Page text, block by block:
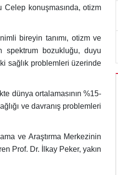
Celep konuşmasında, otizm
bireyin tanımı, otizm ve
spektrum bozukluğu, duyu
sağlık problemleri üzerinde
dünya ortalamasının %15-
ve davranış problemleri
ve Araştırma Merkezinin
Prof. Dr. İlkay Peker, yakın